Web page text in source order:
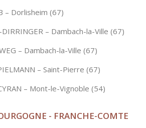
– Dorlisheim (67)
– Dambach-la-Ville (67)
– Dambach-la-Ville (67)
– Saint-Pierre (67)
– Mont-le-Vignoble (54)
- FRANCHE-COMTE